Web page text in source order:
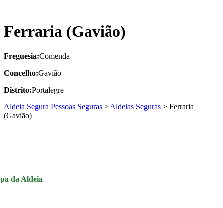
Ferraria (Gavião)
Freguesia:Comenda
Concelho:Gavião
Distrito:Portalegre
Aldeia Segura Pessoas Seguras > Aldeias Seguras > Ferraria
(Gavião)
da Aldeia